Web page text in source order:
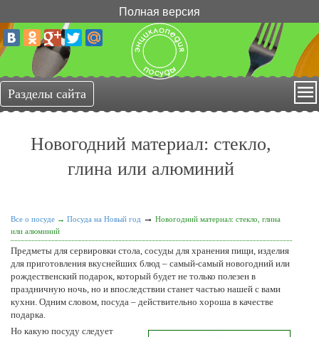
Полная версия
Новогодний материал: cтекло,
глина или алюминий
Все о посуде → Посуда на Новый год → Новогодний материал: cтекло, глина
или алюминий
Предметы для сервировки стола, сосуды для хранения пищи, изделия
для приготовления вкуснейших блюд – самый-самый новогодний или
рождественский подарок, который будет не только полезен в
праздничную ночь, но и впоследствии станет частью нашей с вами
кухни. Одним словом, посуда – действительно хороша в качестве
подарка.
Но какую посуду следует